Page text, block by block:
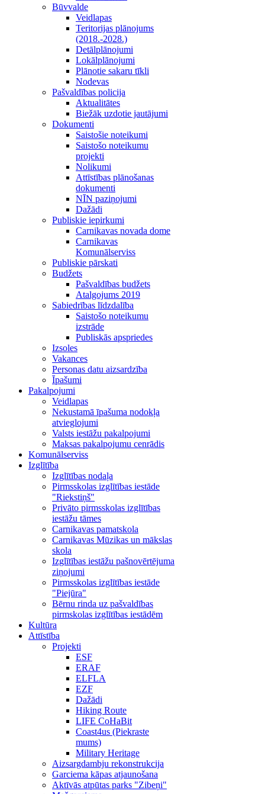
Būvvalde
Veidlapas
Teritorijas plānojums
(2018.-2028.)
Detālplānojumi
Lokālplānojumi
Plānotie sakaru tīkli
Nodevas
Pašvaldības policija
Aktualitātes
Biežāk uzdotie jautājumi
Dokumenti
Saistošie noteikumi
Saistošo noteikumu
projekti
Nolikumi
Attīstības plānošanas
dokumenti
NĪN paziņojumi
Dažādi
Publiskie iepirkumi
Carnikavas novada dome
Carnikavas
Komunālserviss
Publiskie pārskati
Budžets
Pašvaldības budžets
Atalgojums 2019
Sabiedrības līdzdalība
Saistošo noteikumu
izstrāde
Publiskās apspriedes
Izsoles
Vakances
Personas datu aizsardzība
Īpašumi
Pakalpojumi
Veidlapas
Nekustamā īpašuma nodokļa
atvieglojumi
Valsts iestāžu pakalpojumi
Maksas pakalpojumu cenrādis
Komunālserviss
Izglītība
Izglītības nodaļa
Pirmsskolas izglītības iestāde
"Riekstiņš"
Privāto pirmsskolas izglītības
iestāžu tāmes
Carnikavas pamatskola
Carnikavas Mūzikas un mākslas
skola
Izglītības iestāžu pašnovērtējuma
ziņojumi
Pirmsskolas izglītības iestāde
"Piejūra"
Bērnu rinda uz pašvaldības
pirmskolas izglītības iestādēm
Kultūra
Attīstība
Projekti
ESF
ERAF
ELFLA
EZF
Dažādi
Hiking Route
LIFE CoHaBit
Coast4us (Piekraste
mums)
Military Heritage
Aizsargdambju rekonstrukcija
Garciema kāpas atjaunošana
Aktīvās atpūtas parks "Zibeņi"